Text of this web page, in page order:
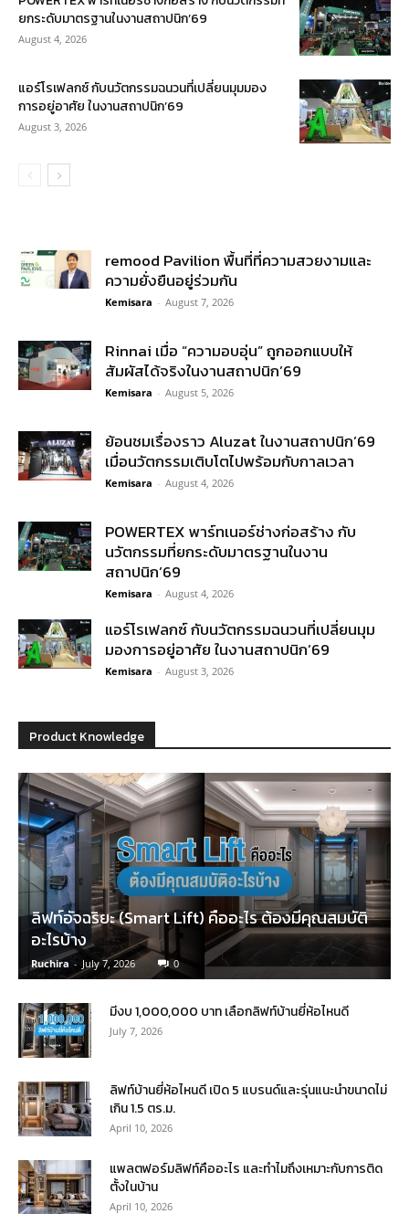
ยกระดับมาตรฐานในงานสถาปนิก’69
August 4, 2026
แอร์โรเฟลกซ์ กับนวัตกรรมฉนวนที่เปลี่ยนมุมมอง
การอยู่อาศัย ในงานสถาปนิก’69
August 3, 2026
remood Pavilion พื้นที่ที่ความสวยงามและ
ความยั่งยืนอยู่ร่วมกัน
Kemisara - August 7, 2026
Rinnai เมื่อ “ความอบอุ่น” ถูกออกแบบให้
สัมผัสได้จริงในงานสถาปนิก’69
Kemisara - August 5, 2026
ย้อนชมเรื่องราว Aluzat ในงานสถาปนิก’69
เมื่อนวัตกรรมเติบโตไปพร้อมกับกาลเวลา
Kemisara - August 4, 2026
POWERTEX พาร์ทเนอร์ช่างก่อสร้าง กับ
นวัตกรรมที่ยกระดับมาตรฐานในงาน
สถาปนิก’69
Kemisara - August 4, 2026
แอร์โรเฟลกซ์ กับนวัตกรรมฉนวนที่เปลี่ยนมุม
มองการอยู่อาศัย ในงานสถาปนิก’69
Kemisara - August 3, 2026
Product Knowledge
ลิฟท์อัจฉริยะ (Smart Lift) คืออะไร ต้องมีคุณสมบัติ
อะไรบ้าง
Ruchira - July 7, 2026 0
มีงบ 1,000,000 บาท เลือกลิฟท์บ้านยี่ห้อไหนดี
July 7, 2026
ลิฟท์บ้านยี่ห้อไหนดี เปิด 5 แบรนด์และรุ่นแนะนำขนาดไม่
เกิน 1.5 ตร.ม.
April 10, 2026
แพลตฟอร์มลิฟท์คืออะไร และทำไมถึงเหมาะกับการติด
ตั้งในบ้าน
April 10, 2026